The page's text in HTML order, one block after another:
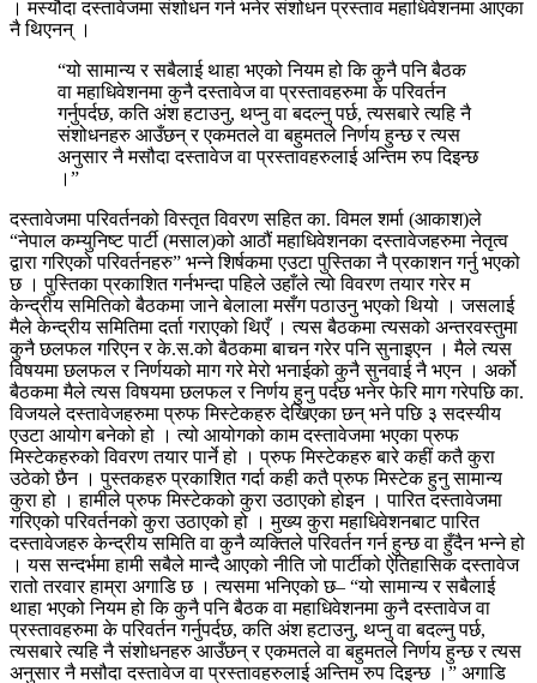
। मस्यौदा दस्तावेजमा संशोधन गर्न भनेर संशोधन प्रस्ताव महाधिवेशनमा आएका
नै थिएनन् ।
“यो सामान्य र सबैलाई थाहा भएको नियम हो कि कुनै पनि बैठक
वा महाधिवेशनमा कुनै दस्तावेज वा प्रस्तावहरुमा के परिवर्तन
गर्नुपर्दछ, कति अंश हटाउनु, थप्नु वा बदल्नु पर्छ, त्यसबारे त्यहि नै
संशोधनहरु आउँछन् र एकमतले वा बहुमतले निर्णय हुन्छ र त्यस
अनुसार नै मसौदा दस्तावेज वा प्रस्तावहरुलाई अन्तिम रुप दिइन्छ
।”
दस्तावेजमा परिवर्तनको विस्तृत विवरण सहित का. विमल शर्मा (आकाश)ले
“नेपाल कम्युनिष्ट पार्टी (मसाल)को आठौं महाधिवेशनका दस्तावेजहरुमा नेतृत्व
द्वारा गरिएको परिवर्तनहरु” भन्ने शिर्षकमा एउटा पुस्तिका नै प्रकाशन गर्नु भएको
छ । पुस्तिका प्रकाशित गर्नभन्दा पहिले उहाँले त्यो विवरण तयार गरेर म
केन्द्रीय समितिको बैठकमा जाने बेलाला मसँग पठाउनु भएको थियो । जसलाई
मैले केन्द्रीय समितिमा दर्ता गराएको थिएँ । त्यस बैठकमा त्यसको अन्तरवस्तुमा
कुनै छलफल गरिएन र के.स.को बैठकमा बाचन गरेर पनि सुनाइएन । मैले त्यस
विषयमा छलफल र निर्णयको माग गरे मेरो भनाईको कुनै सुनवाई नै भएन । अर्को
बैठकमा मैले त्यस विषयमा छलफल र निर्णय हुनु पर्दछ भनेर फेरि माग गरेपछि का.
विजयले दस्तावेजहरुमा प्रुफ मिस्टेकहरु देखिएका छन् भने पछि ३ सदस्यीय
एउटा आयोग बनेको हो । त्यो आयोगको काम दस्तावेजमा भएका प्रुफ
मिस्टेकहरुको विवरण तयार पार्ने हो । प्रुफ मिस्टेकहरु बारे कहीं कतै कुरा
उठेको छैन । पुस्तकहरु प्रकाशित गर्दा कही कतै प्रुफ मिस्टेक हुनु सामान्य
कुरा हो । हामीले प्रुफ मिस्टेकको कुरा उठाएको होइन । पारित दस्तावेजमा
गरिएको परिवर्तनको कुरा उठाएको हो । मुख्य कुरा महाधिवेशनबाट पारित
दस्तावेजहरु केन्द्रीय समिति वा कुनै व्यक्तिले परिवर्तन गर्न हुन्छ वा हुँदैन भन्ने हो
। यस सन्दर्भमा हामी सबैले मान्दै आएको नीति जो पार्टीको ऐतिहासिक दस्तावेज
रातो तरवार हाम्रा अगाडि छ । त्यसमा भनिएको छ– “यो सामान्य र सबैलाई
थाहा भएको नियम हो कि कुनै पनि बैठक वा महाधिवेशनमा कुनै दस्तावेज वा
प्रस्तावहरुमा के परिवर्तन गर्नुपर्दछ, कति अंश हटाउनु, थप्नु वा बदल्नु पर्छ,
त्यसबारे त्यहि नै संशोधनहरु आउँछन् र एकमतले वा बहुमतले निर्णय हुन्छ र त्यस
अनुसार नै मसौदा दस्तावेज वा प्रस्तावहरुलाई अन्तिम रुप दिइन्छ ।” अगाडि